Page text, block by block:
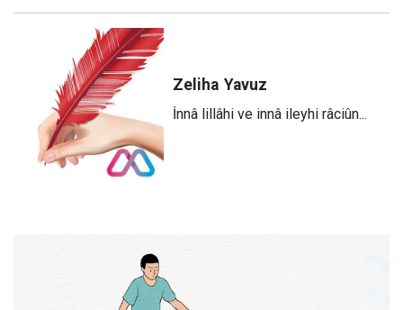
Zeliha Yavuz
​İnnâ lillâhi ve innâ ileyhi râciûn...